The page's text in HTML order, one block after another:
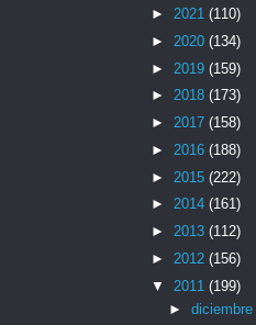
► 2021 (110)
► 2020 (134)
► 2019 (159)
► 2018 (173)
► 2017 (158)
► 2016 (188)
► 2015 (222)
► 2014 (161)
► 2013 (112)
► 2012 (156)
▼ 2011 (199)
► diciembre